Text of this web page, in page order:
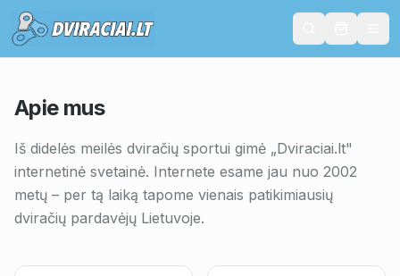
Apie mus
Iš didelės meilės dviračių sportui gimė „Dviraciai.lt"
internetinė svetainė. Internete esame jau nuo 2002
metų – per tą laiką tapome vienais patikimiausių
dviračių pardavėjų Lietuvoje.